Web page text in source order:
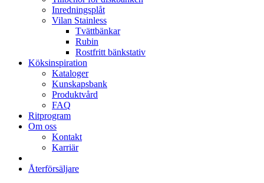
Inredningsplåt
Vilan Stainless
Tvättbänkar
Rubin
Rostfritt bänkstativ
Köksinspiration
Kataloger
Kunskapsbank
Produktvård
FAQ
Ritprogram
Om oss
Kontakt
Karriär
Återförsäljare